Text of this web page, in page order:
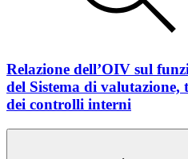
Relazione dell’OIV sul
del Sistema di valutazione,
dei controlli interni